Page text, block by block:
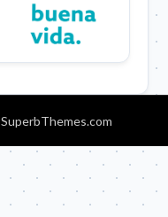
SuperbThemes.com